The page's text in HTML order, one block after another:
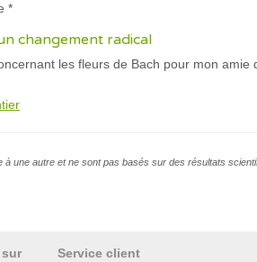
*
changement radical
les fleurs de Bach pour mon amie
une autre et ne sont pas basés sur des résultats
Service client